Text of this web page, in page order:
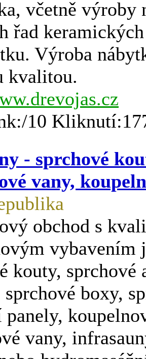
včetně výroby
řad
Výroba
kvalitou.
10
- sprchové
vany,
obchod s
vybavením
kouty, sprchové
sprchové boxy,
panely,
vany,